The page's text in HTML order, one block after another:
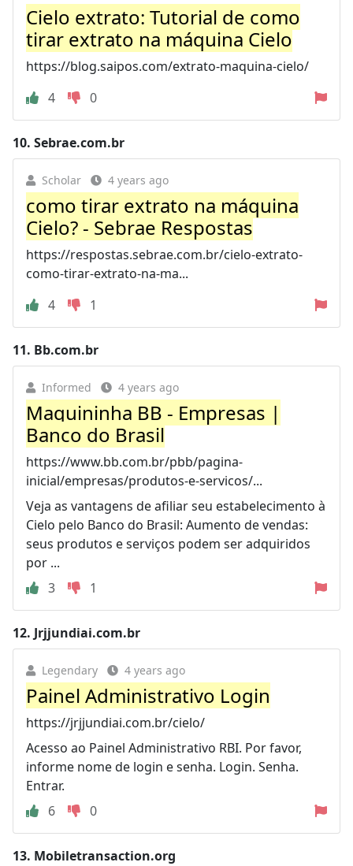
Cielo extrato: Tutorial de como
tirar extrato na máquina Cielo
https://blog.saipos.com/extrato-maquina-cielo/
4
0
10. Sebrae.com.br
Scholar 4 years ago
como tirar extrato na máquina
Cielo? - Sebrae Respostas
https://respostas.sebrae.com.br/cielo-extrato-
como-tirar-extrato-na-ma...
4
1
11. Bb.com.br
Informed 4 years ago
Maquininha BB - Empresas |
Banco do Brasil
https://www.bb.com.br/pbb/pagina-
inicial/empresas/produtos-e-servicos/...
Veja as vantagens de afiliar seu estabelecimento à
Cielo pelo Banco do Brasil: Aumento de vendas:
seus produtos e serviços podem ser adquiridos
por ...
3
1
12. Jrjjundiai.com.br
Legendary 4 years ago
Painel Administrativo Login
https://jrjjundiai.com.br/cielo/
Acesso ao Painel Administrativo RBI. Por favor,
informe nome de login e senha. Login. Senha.
Entrar.
6
0
13. Mobiletransaction.org